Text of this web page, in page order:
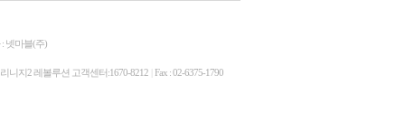
넷마블(주)
니지2 레볼루션 고객센터:1670-8212 Fax : 02-6375-1790